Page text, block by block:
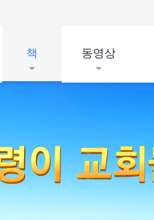
책 동영상